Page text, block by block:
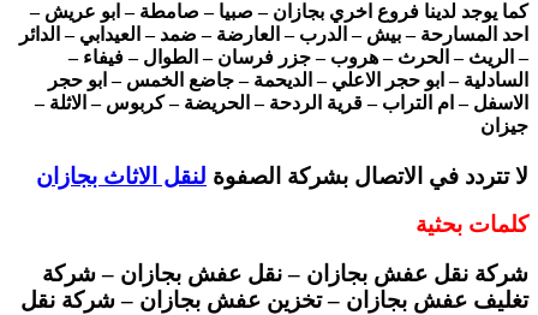
كما يوجد لدينا فروع اخري بجازان – صبيا – صامطة – ابو عريش –
احد المسارحة – بيش – الدرب – العارضة – ضمد – العيدابي – الدائر
– الريث – الحرث – هروب – جزر فرسان – الطوال – فيفاء –
السادلية – ابو حجر الاعلي – الديحمة – جاضع الخمس – ابو حجر
الاسفل – ام التراب – قرية الردحة – الحريضة – كربوس – الاثلة –
جيزان
لا تتردد في الاتصال بشركة الصفوة لنقل الاثاث بجازان
كلمات بحثية
شركة نقل عفش بجازان – نقل عفش بجازان – شركة
تغليف عفش بجازان – تخزين عفش بجازان – شركة نقل